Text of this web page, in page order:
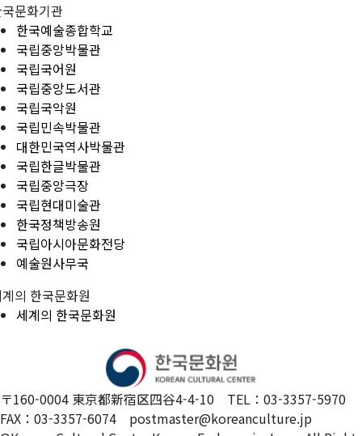
문화기관
한국예술종합학교
국립중앙박물관
국립국어원
국립중앙도서관
국립국악원
국립민속박물관
대한민국역사박물관
국립한글박물관
국립중앙극장
국립현대미술관
한국정책방송원
국립아시아문화전당
예술원사무국
의 한국문화원
세계의 한국문화원
〒160-0004 東京都新宿区四谷4-4-10 TEL：03-3357-5970
FAX：03-3357-6074 postmaster@koreanculture.jp